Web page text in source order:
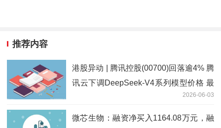
推荐内容
港股异动 | 腾讯控股(00700)回落逾4% 腾
讯云下调DeepSeek-V4系列模型价格 最
2026-06-03
微芯生物：融资净买入1164.08万元，融